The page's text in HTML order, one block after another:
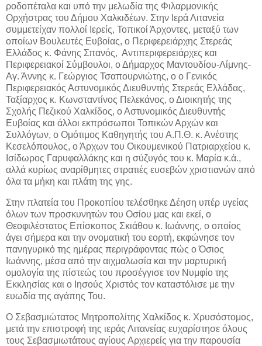
ροδοπέταλα και υπό την μελωδία της Φιλαρμονικής
Ορχήστρας του Δήμου Χαλκιδέων. Στην Ιερά Λιτανεία
συμμετείχαν πολλοί Ιερείς, Τοπικοί Άρχοντες, μεταξύ των
οποίων Βουλευτές Ευβοίας, ο Περιφερειάρχης Στερεάς
Ελλάδος κ. Φάνης Σπανός, Αντιπεριφερειάρχες και
Περιφερειακοί Σύμβουλοι, ο Δήμαρχος Μαντουδίου-Λίμνης-
Αγ. Άννης κ. Γεώργιος Τσαπουρνιώτης, ο ο Γενικός
Περιφερειακός Αστυνομικός Διευθυντής Στερεάς Ελλάδας,
Ταξίαρχος κ. Κωνσταντίνος Πελεκάνος, ο Διοικητής της
Σχολής Πεζικού Χαλκίδος, ο Αστυνομικός Διευθυντής
Ευβοίας και άλλοι εκπρόσωποι Τοπικών Αρχών και
Συλλόγων, ο Ομότιμος Καθηγητής του Α.Π.Θ. κ. Ανέστης
Κεσελόπουλος, ο Άρχων του Οικουμενικού Πατριαρχείου κ.
Ισίδωρος Γαρυφαλλάκης και η σύζυγός του κ. Μαρία κ.ά.,
αλλά κυρίως αναρίθμητες στρατιές ευσεβών χριστιανών από
όλα τα μήκη και πλάτη της γης.
Στην πλατεία του Προκοπίου τελέσθηκε Δέηση υπέρ υγείας
όλων των προσκυνητών του Οσίου μας και εκεί, ο
Θεοφιλέστατος Επίσκοπος Σκιάθου κ. Ιωάννης, ο οποίος
άγει σήμερα και την ονοματική του εορτή, εκφώνησε τον
πανηγυρικό της ημέρας περιγράφοντας πώς ο Όσιος
Ιωάννης, μέσα από την αιχμαλωσία και την μαρτυρική
ομολογία της πίστεώς του προσέγγισε τον Νυμφίο της
Εκκλησίας και ο Ιησούς Χριστός τον καταστόλισε με την
ευωδία της αγάπης Του.
Ο Σεβασμιώτατος Μητροπολίτης Χαλκίδος κ. Χρυσόστομος,
μετά την επιστροφή της ιεράς Λιτανείας ευχαρίστησε όλους
τους Σεβασμιωτάτους αγίους Αρχιερείς για την παρουσία